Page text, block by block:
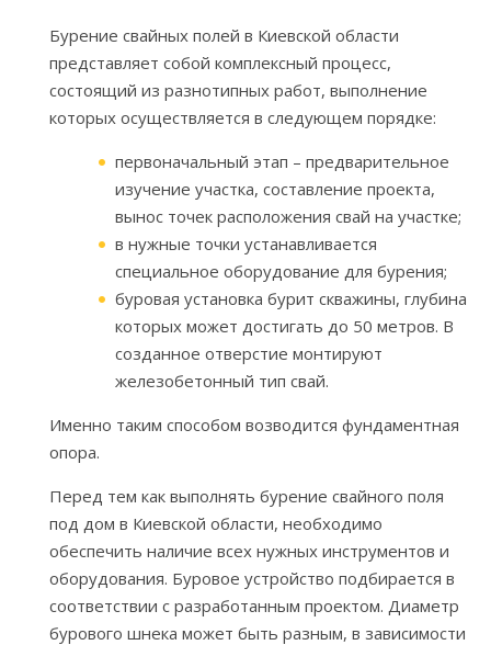
Бурение свайных полей в Киевской области
представляет собой комплексный процесс,
состоящий из разнотипных работ, выполнение
которых осуществляется в следующем порядке:
первоначальный этап – предварительное
изучение участка, составление проекта,
вынос точек расположения свай на участке;
в нужные точки устанавливается
специальное оборудование для бурения;
буровая установка бурит скважины, глубина
которых может достигать до 50 метров. В
созданное отверстие монтируют
железобетонный тип свай.
Именно таким способом возводится фундаментная
опора.
Перед тем как выполнять бурение свайного поля
под дом в Киевской области, необходимо
обеспечить наличие всех нужных инструментов и
оборудования. Буровое устройство подбирается в
соответствии с разработанным проектом. Диаметр
бурового шнека может быть разным, в зависимости